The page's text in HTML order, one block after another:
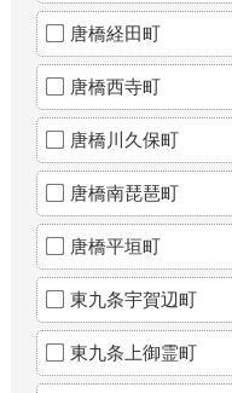
唐橋経田町
唐橋西寺町
唐橋川久保町
唐橋南琵琶町
唐橋平垣町
東九条宇賀辺町
東九条上御霊町